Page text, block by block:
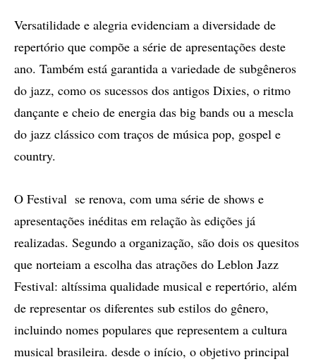
Versatilidade e alegria evidenciam a diversidade de
repertório que compõe a série de apresentações deste
ano. Também está garantida a variedade de subgêneros
do jazz, como os sucessos dos antigos Dixies, o ritmo
dançante e cheio de energia das big bands ou a mescla
do jazz clássico com traços de música pop, gospel e
country.
O Festival se renova, com uma série de shows e
apresentações inéditas em relação às edições já
realizadas. Segundo a organização, são dois os quesitos
que norteiam a escolha das atrações do Leblon Jazz
Festival: altíssima qualidade musical e repertório, além
de representar os diferentes sub estilos do gênero,
incluindo nomes populares que representem a cultura
musical brasileira. desde o início, o objetivo principal